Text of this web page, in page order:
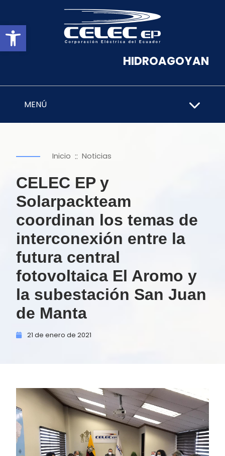
Abrir barra de herramientas
HIDROAGOYAN
MENÚ
Inicio :: Noticias
CELEC EP y
Solarpackteam
coordinan los temas de
interconexión entre la
futura central
fotovoltaica El Aromo y
la subestación San Juan
de Manta
21 de enero de 2021